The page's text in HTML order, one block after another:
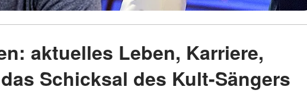
aktuelles Leben, Karriere,
Schicksal des Kult-Sängers